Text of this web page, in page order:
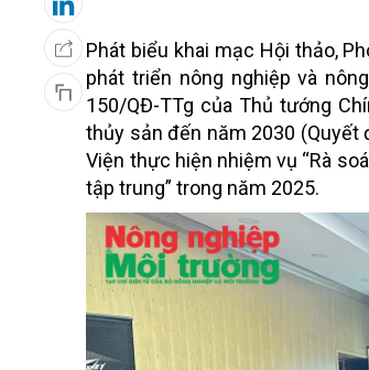
Phát biểu khai mạc Hội thảo,
phát triển nông nghiệp và
150/QĐ-TTg của Thủ tướng
thủy sản đến năm 2030 (Quyết
Viện thực hiện nhiệm vụ “Rà
tập trung” trong năm 2025.